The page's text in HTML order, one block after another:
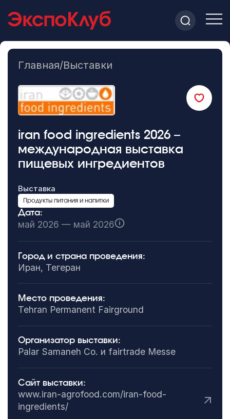
Главная/Выставки
iran food ingredients 2026 –
международная выставка
пищевых ингредиентов
Выставка
Продукты питания и напитки
Дата:
май 2026 — май 2026
Город и страна проведения:
Иран, Тегеран
Место проведения:
Tehran Permanent Fairground
Организатор выставки:
Palar Samaneh Co. и fairtrade Messe
Сайт выставки:
www.iran-agrofood.com/iran-food-
ingredients/